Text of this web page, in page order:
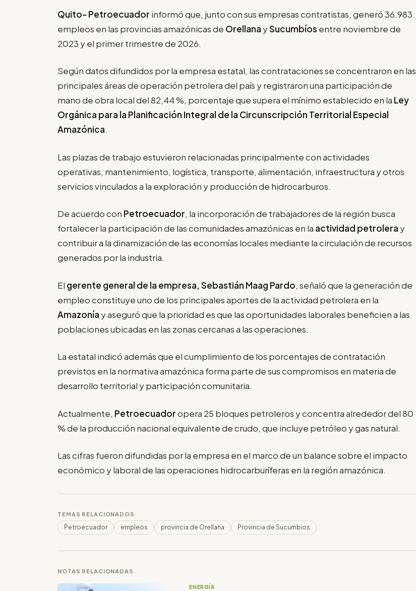
Quito- Petroecuador informó que, junto con sus empresas contratistas, generó 36.983
empleos en las provincias amazónicas de Orellana ySucumbíos entre noviembre de
2023 y el primer trimestre de 2026.
Según datos difundidos por la empresa estatal, las contrataciones se concentraron en las
principales áreas de operación petrolera del país y registraron una participación de
mano de obra local del 82,44 %, porcentaje que supera el mínimo establecido en la Ley
Orgánica para la Planificación Integral de la Circunscripción Territorial Especial
Amazónica.
Las plazas de trabajo estuvieron relacionadas principalmente con actividades
operativas, mantenimiento, logística, transporte, alimentación, infraestructura y otros
servicios vinculados a la exploración y producción de hidrocarburos.
De acuerdo con Petroecuador, la incorporación de trabajadores de la región busca
fortalecer la participación de las comunidades amazónicas en la actividad petrolera y
contribuir a la dinamización de las economías locales mediante la circulación de recursos
generados por la industria.
El gerente general de la empresa, Sebastián Maag Pardo, señaló que la generación de
empleo constituye uno de los principales aportes de la actividad petrolera en la
Amazonía y aseguró que la prioridad es que las oportunidades laborales beneficien a las
poblaciones ubicadas en las zonas cercanas a las operaciones.
La estatal indicó además que el cumplimiento de los porcentajes de contratación
previstos en la normativa amazónica forma parte de sus compromisos en materia de
desarrollo territorial y participación comunitaria.
Actualmente, Petroecuadoropera 25 bloques petroleros y concentra alrededor del 80
% de la producción nacional equivalente de crudo, que incluye petróleo y gas natural.
Las cifras fueron difundidas por la empresa en el marco de un balance sobre el impacto
económico y laboral de las operaciones hidrocarburíferas en la región amazónica.
TEMAS RELACIONADOS
Petroecuador empleos provincia de Orellana Provincia de Sucumbios
NOTAS RELACIONADAS
ENERGÍA